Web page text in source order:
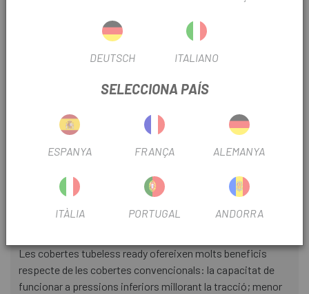
mm, depenent de la preferència del pilot
EXO+ Protection
La protecció EXO+ és un terme mitjà entre l'EXO i la
més lleugera que la segona, per la qual cosa és una elecció
excel·lent per a un ús Enduro /All Mountain. Comparat amb
l'EXO Protection, l'EXO+ millora la protecció contra les
dels flancs en un 51% i la resistència a la compressió en un
Les cobertes tubeless ready ofereixen molts beneficis
respecte de les cobertes convencionals: la capacitat de
funcionar a pressions inferiors millorant la tracció; menor
DEUTSCH ITALIANO
SELECCIONA PAÍS
ESPANYA FRANÇA ALEMANYA
ITÀLIA PORTUGAL ANDORRA